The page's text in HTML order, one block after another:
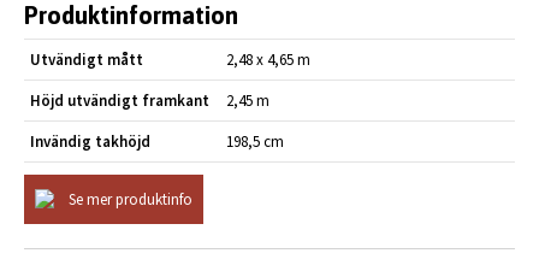
Produktinformation
Utvändigt mått
2,48 x 4,65 m
Höjd utvändigt framkant
2,45 m
Invändig takhöjd
198,5 cm
Se mer produktinfo